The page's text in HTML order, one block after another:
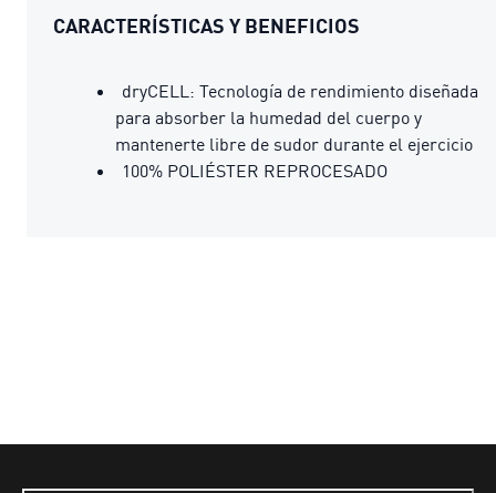
CARACTERÍSTICAS Y BENEFICIOS
dryCELL: Tecnología de rendimiento diseñada
para absorber la humedad del cuerpo y
mantenerte libre de sudor durante el ejercicio
100% POLIÉSTER REPROCESADO